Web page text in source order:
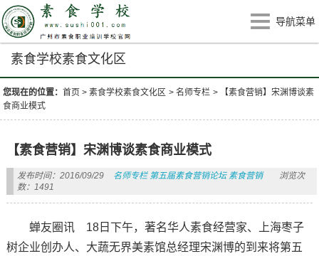
导航菜单
素食学校素食文化区
您现在的位置：首页 >素食学校素食文化区 >名师专栏 >
【素食营销】宋渊博谈素
食商业模式
【素食营销】宋渊博谈素食商业模式
发布时间：2016/09/29 名师专栏 第五届素食营销论坛 素食营销
浏览次
数：1491
蝉友圈讯 18日下午，著名华人素食经营家、上海枣子
树企业创办人、大蔬无界美素馆总经理宋渊博的到来将第五